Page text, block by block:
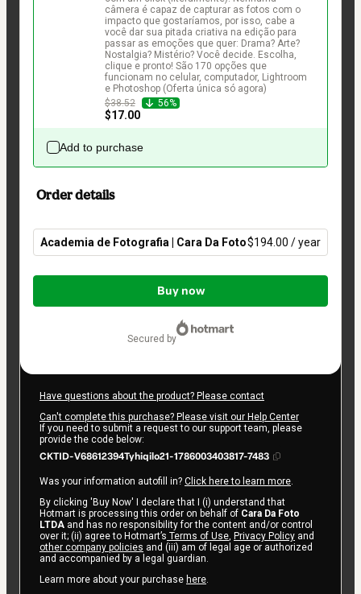
câmera é capaz de capturar as fotos com o
impacto que gostaríamos, por isso, cabe a
você dar sua pitada criativa na edição para
passar as emoções que quer: Drama? Arte?
Nostalgia? Mistério? Você decide. Escolha,
clique e pronto! São 170 opções que
funcionam no celular, computador, Lightroom
e Photoshop (Oferta única só agora)
$38.52
56%
$17.00
Add to purchase
Order details
Academia de Fotografia | Cara Da Foto$194.00 / year
Total
$194.00
Buy now
secured by
Have questions about the product? Please contact
Can't complete this purchase? Please visit our Help Center
If you need to submit a request to our support team, please
provide the code below:
CKTID-V68612394Tyhiqilo21-1786003403817-7483
Was your information autofill in? Click here to learn more.
By clicking 'Buy Now' I declare that I (i) understand that
Hotmart is processing this order on behalf of Cara Da Foto
LTDA and has no responsibility for the content and/or control
over it; (ii) agree to Hotmart’s Terms of Use, Privacy Policy and
other company policies and (iii) am of legal age or authorized
and accompanied by a legal guardian.
Learn more about your purchase here.